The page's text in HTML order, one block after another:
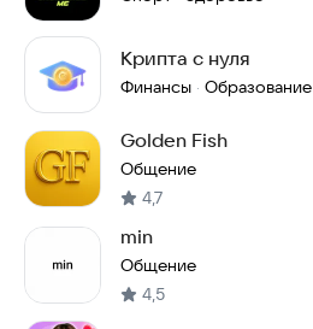
Крипта с нуля
Финансы · Образование
Golden Fish
Общение
4,7
min
Общение
4,5